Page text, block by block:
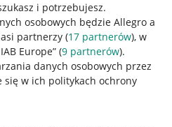
i potrzebujesz.
osobowych będzie Allegro a
partnerzy (17 partnerów), w
Europe” (9 partnerów).
danych osobowych przez
w ich politykach ochrony